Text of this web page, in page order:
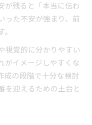
が残ると「本当に伝わ
った不安が強まり、前
視覚的に分かりやすい
がイメージしやすくな
成の段階で十分な検討
を迎えるための土台と